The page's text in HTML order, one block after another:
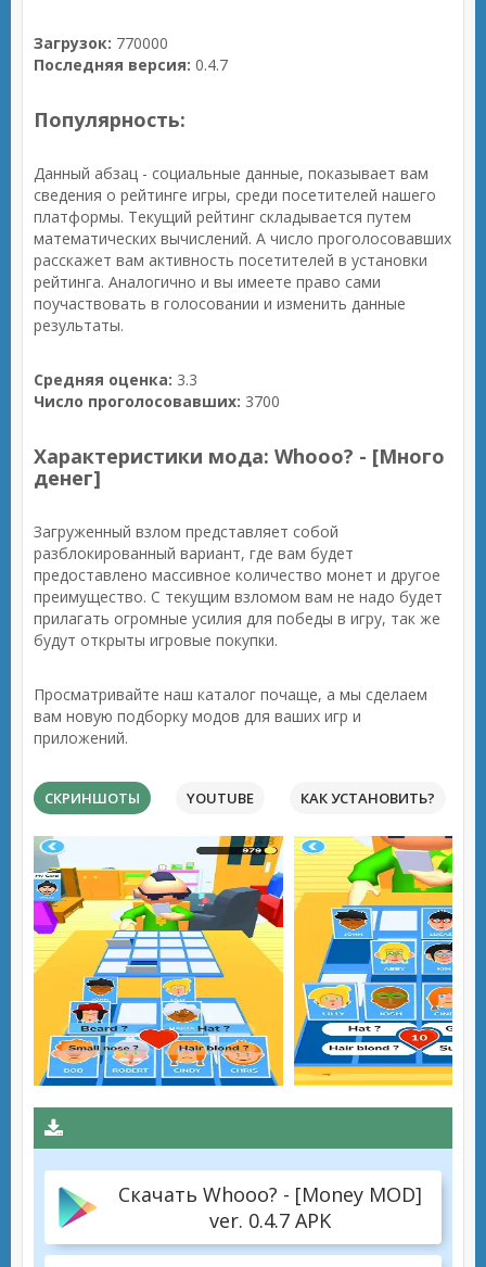
Загрузок: 770000
Последняя версия: 0.4.7
Популярность:
Данный абзац - социальные данные, показывает вам
сведения о рейтинге игры, среди посетителей нашего
платформы. Текущий рейтинг складывается путем
математических вычислений. А число проголосовавших
расскажет вам активность посетителей в установки
рейтинга. Аналогично и вы имеете право сами
поучаствовать в голосовании и изменить данные
результаты.
Средняя оценка: 3.3
Число проголосовавших: 3700
Характеристики мода: Whooo? - [Много
денег]
Загруженный взлом представляет собой
разблокированный вариант, где вам будет
предоставлено массивное количество монет и другое
преимущество. С текущим взломом вам не надо будет
прилагать огромные усилия для победы в игру, так же
будут открыты игровые покупки.
Просматривайте наш каталог почаще, а мы сделаем
вам новую подборку модов для ваших игр и
приложений.
СКРИНШОТЫ YOUTUBE КАК УСТАНОВИТЬ?
Скачать Whooo? - [Money MOD]
ver. 0.4.7 APK